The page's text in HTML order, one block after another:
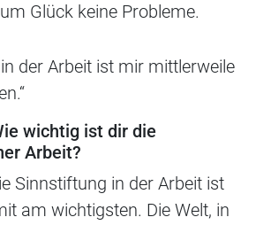
Glück keine Probleme.
der Arbeit ist mir mittlerweile
wichtig ist dir die
Arbeit?
Sinnstiftung in der Arbeit ist
am wichtigsten. Die Welt, in